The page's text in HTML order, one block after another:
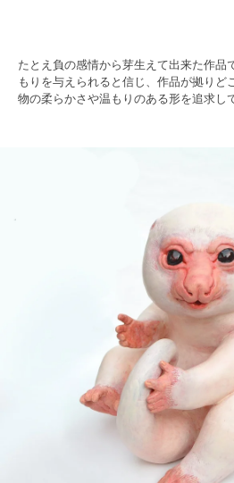
たとえ負の感情から芽生えて出来た作品
もりを与えられると信じ、作品が拠りど
物の柔らかさや温もりのある形を追求し